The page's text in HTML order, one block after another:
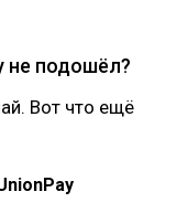
не подошёл?
Вот что ещё